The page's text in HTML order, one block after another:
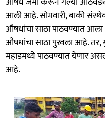
आली आहे. सोमवारी, बाकी
औषधांचा साठा पाठवण्यात
औषधांचा साठा पुरवला आहे. तर,
महाडमध्ये पाठवण्यात येणार
आहे.